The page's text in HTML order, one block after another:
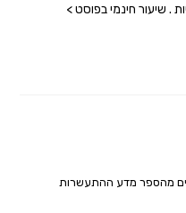
. שיעור חינמי בפוסט >
מהספר מדע ההתעשרות